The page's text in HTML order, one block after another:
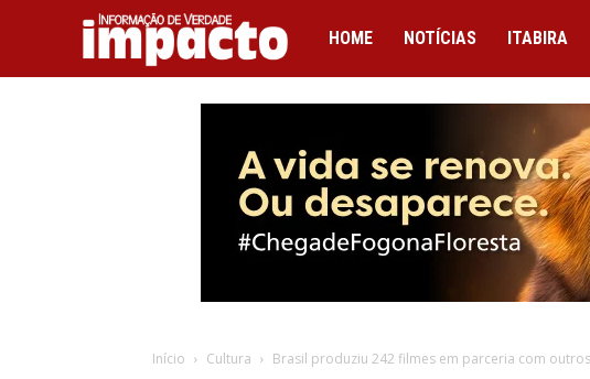
IMPACTO
HOME NOTÍCIAS ITABIRA
Início Cultura Brasil produziu 242 filmes em parceria com